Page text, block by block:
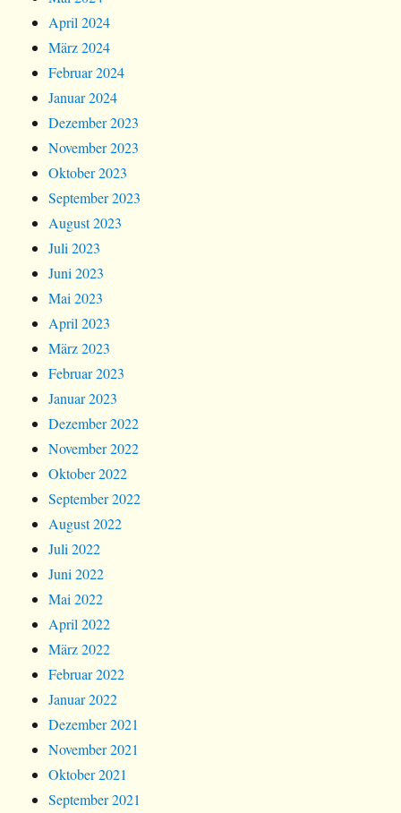
April 2024
März 2024
Februar 2024
Januar 2024
Dezember 2023
November 2023
Oktober 2023
September 2023
August 2023
Juli 2023
Juni 2023
Mai 2023
April 2023
März 2023
Februar 2023
Januar 2023
Dezember 2022
November 2022
Oktober 2022
September 2022
August 2022
Juli 2022
Juni 2022
Mai 2022
April 2022
März 2022
Februar 2022
Januar 2022
Dezember 2021
November 2021
Oktober 2021
September 2021